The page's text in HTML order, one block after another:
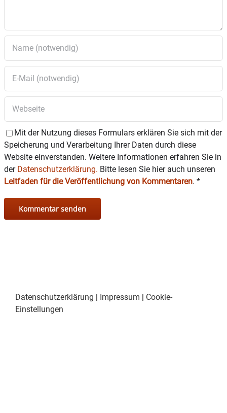
Mit der Nutzung dieses Formulars erklären Sie sich mit der
Speicherung und Verarbeitung Ihrer Daten durch diese
Website einverstanden. Weitere Informationen erfahren Sie in
der Datenschutzerklärung. Bitte lesen Sie hier auch unseren
Leitfaden für die Veröffentlichung von Kommentaren. *
Datenschutzerklärung | Impressum | Cookie-
Einstellungen